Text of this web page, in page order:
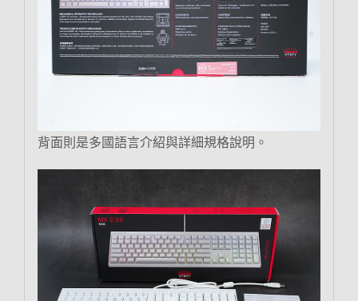
背面則是多國語言介紹與詳細規格說明。